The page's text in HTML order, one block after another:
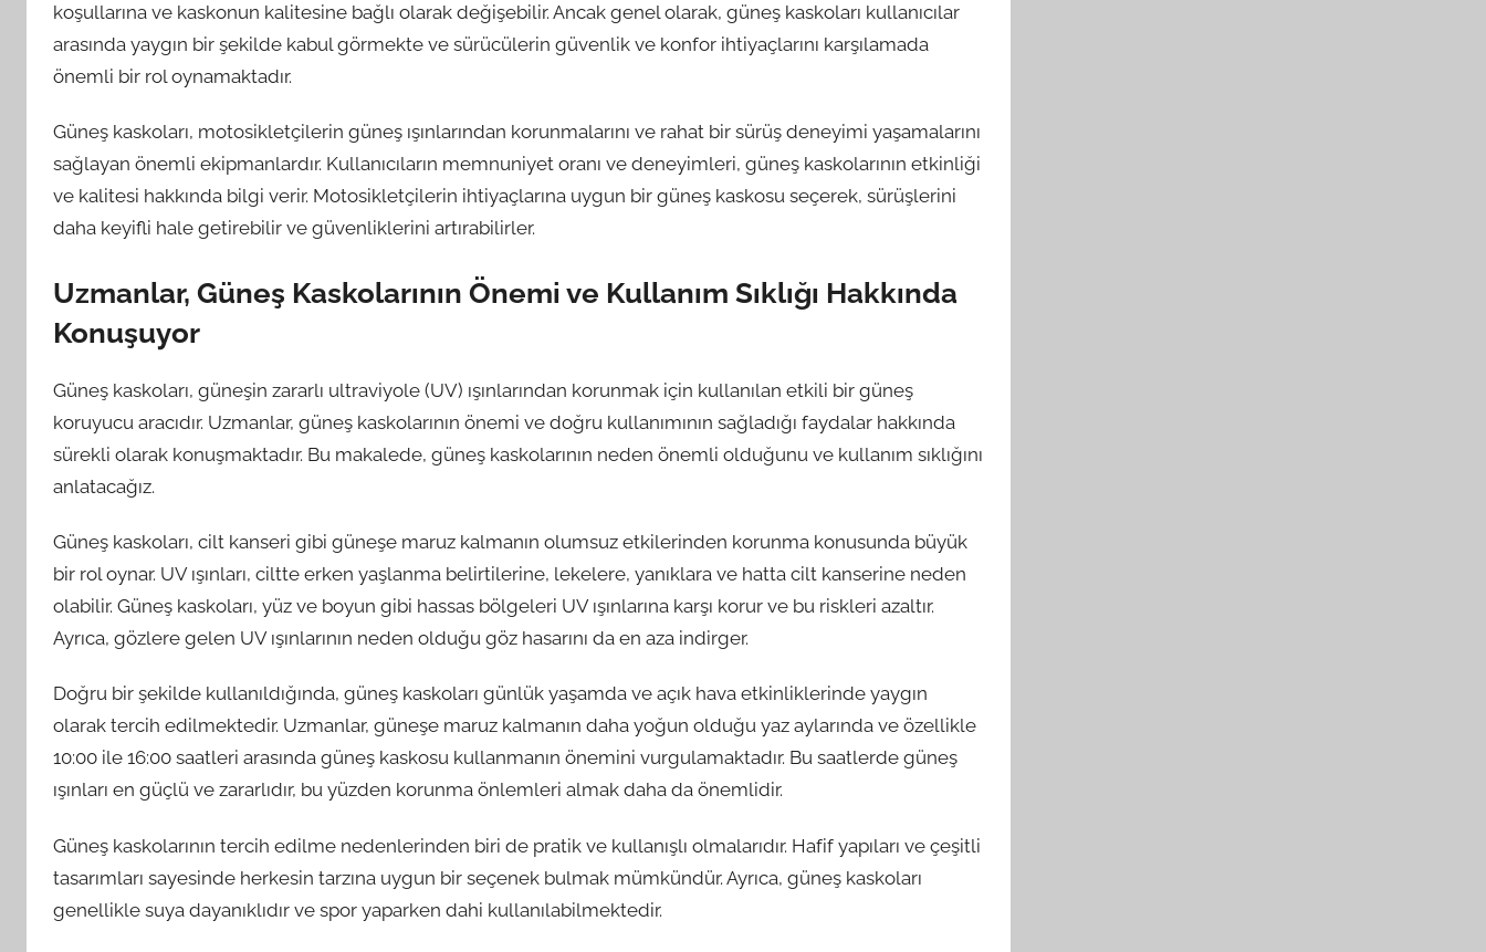
koşullarına ve kaskonun kalitesine bağlı olarak değişebilir. Ancak genel olarak, güneş kaskoları kullanıcılar
arasında yaygın bir şekilde kabul görmekte ve sürücülerin güvenlik ve konfor ihtiyaçlarını karşılamada
önemli bir rol oynamaktadır.
Güneş kaskoları, motosikletçilerin güneş ışınlarından korunmalarını ve rahat bir sürüş deneyimi yaşamalarını
sağlayan önemli ekipmanlardır. Kullanıcıların memnuniyet oranı ve deneyimleri, güneş kaskolarının etkinliği
ve kalitesi hakkında bilgi verir. Motosikletçilerin ihtiyaçlarına uygun bir güneş kaskosu seçerek, sürüşlerini
daha keyifli hale getirebilir ve güvenliklerini artırabilirler.
Uzmanlar, Güneş Kaskolarının Önemi ve Kullanım Sıklığı Hakkında
Konuşuyor
Güneş kaskoları, güneşin zararlı ultraviyole (UV) ışınlarından korunmak için kullanılan etkili bir güneş
koruyucu aracıdır. Uzmanlar, güneş kaskolarının önemi ve doğru kullanımının sağladığı faydalar hakkında
sürekli olarak konuşmaktadır. Bu makalede, güneş kaskolarının neden önemli olduğunu ve kullanım sıklığını
anlatacağız.
Güneş kaskoları, cilt kanseri gibi güneşe maruz kalmanın olumsuz etkilerinden korunma konusunda büyük
bir rol oynar. UV ışınları, ciltte erken yaşlanma belirtilerine, lekelere, yanıklara ve hatta cilt kanserine neden
olabilir. Güneş kaskoları, yüz ve boyun gibi hassas bölgeleri UV ışınlarına karşı korur ve bu riskleri azaltır.
Ayrıca, gözlere gelen UV ışınlarının neden olduğu göz hasarını da en aza indirger.
Doğru bir şekilde kullanıldığında, güneş kaskoları günlük yaşamda ve açık hava etkinliklerinde yaygın
olarak tercih edilmektedir. Uzmanlar, güneşe maruz kalmanın daha yoğun olduğu yaz aylarında ve özellikle
10:00 ile 16:00 saatleri arasında güneş kaskosu kullanmanın önemini vurgulamaktadır. Bu saatlerde güneş
ışınları en güçlü ve zararlıdır, bu yüzden korunma önlemleri almak daha da önemlidir.
Güneş kaskolarının tercih edilme nedenlerinden biri de pratik ve kullanışlı olmalarıdır. Hafif yapıları ve çeşitli
tasarımları sayesinde herkesin tarzına uygun bir seçenek bulmak mümkündür. Ayrıca, güneş kaskoları
genellikle suya dayanıklıdır ve spor yaparken dahi kullanılabilmektedir.